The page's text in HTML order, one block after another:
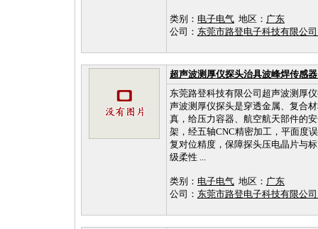
类别： 电子电气 地区： 广东
公司： 东莞市路登电子科技有限公
超声波测厚仪探头治具波峰焊传感
东莞路登科技有限公司超声波测厚
声波测厚仪探头是穿透金属、复合
真，给压力容器、航空航天部件的
架，经五轴CNC精密加工，平面度
复对位精度，保障探头压电晶片与
级柔性 ...
类别： 电子电气 地区： 广东
公司： 东莞市路登电子科技有限公